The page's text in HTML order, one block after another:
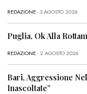
REDAZIONE- 3 AGOSTO 2026
Puglia, Ok Alla
REDAZIONE- 2 AGOSTO 2026
Bari, Aggressione
Inascoltate”